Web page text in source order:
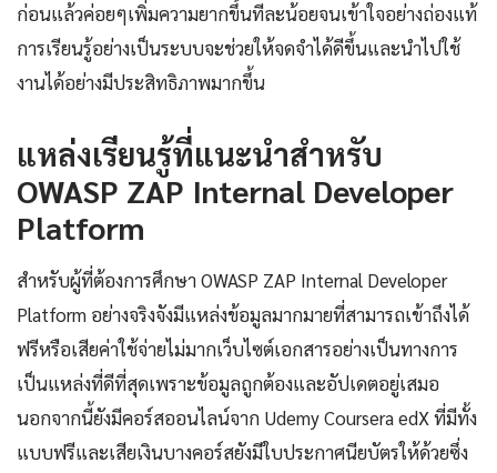
ก่อนแล้วค่อยๆเพิ่มความยากขึ้นทีละน้อยจนเข้าใจอย่างถ่องแท้
การเรียนรู้อย่างเป็นระบบจะช่วยให้จดจำได้ดีขึ้นและนำไปใช้
งานได้อย่างมีประสิทธิภาพมากขึ้น
แหล่งเรียนรู้ที่แนะนำสำหรับ
OWASP ZAP Internal Developer
Platform
สำหรับผู้ที่ต้องการศึกษา OWASP ZAP Internal Developer
Platform อย่างจริงจังมีแหล่งข้อมูลมากมายที่สามารถเข้าถึงได้
ฟรีหรือเสียค่าใช้จ่ายไม่มากเว็บไซต์เอกสารอย่างเป็นทางการ
เป็นแหล่งที่ดีที่สุดเพราะข้อมูลถูกต้องและอัปเดตอยู่เสมอ
นอกจากนี้ยังมีคอร์สออนไลน์จาก Udemy Coursera edX ที่มีทั้ง
แบบฟรีและเสียเงินบางคอร์สยังมีใบประกาศนียบัตรให้ด้วยซึ่ง